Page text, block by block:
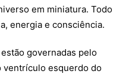
em miniatura. Todo
energia e consciência.
governadas pelo
ventrículo esquerdo do